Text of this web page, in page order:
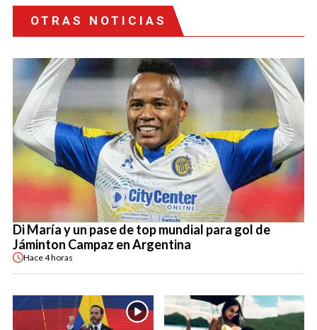
OTRAS NOTICIAS
Di María y un pase de top mundial para gol de
Jáminton Campaz en Argentina
Hace4 horas